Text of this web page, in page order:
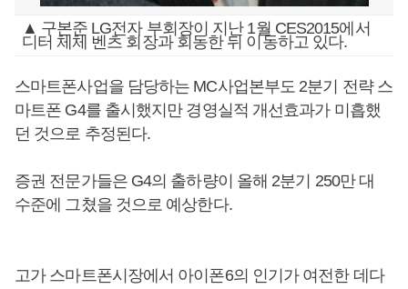
▲ 구본준 LG전자 부회장이 지난 1월 CES2015에서
디터 체체 벤츠 회장과 회동한 뒤 이동하고 있다.
스마트폰사업을 담당하는 MC사업본부도 2분기 전략 스
마트폰 G4를 출시했지만 경영실적 개선효과가 미흡했
던 것으로 추정된다.
증권 전문가들은 G4의 출하량이 올해 2분기 250만 대
수준에 그쳤을 것으로 예상한다.
고가 스마트폰시장에서 아이폰6의 인기가 여전한 데다